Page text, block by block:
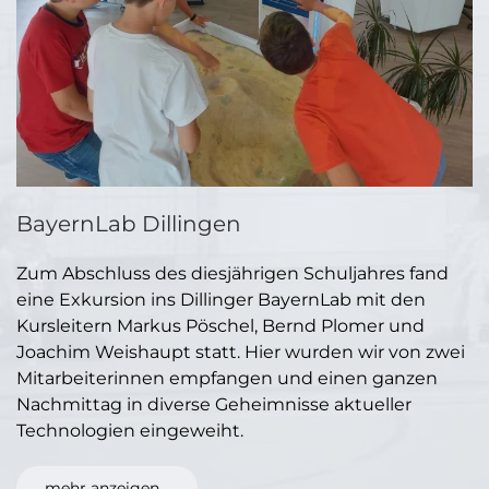
BayernLab Dillingen
Zum Abschluss des diesjährigen Schuljahres fand
eine Exkursion ins Dillinger BayernLab mit den
Kursleitern Markus Pöschel, Bernd Plomer und
Joachim Weishaupt statt. Hier wurden wir von zwei
Mitarbeiterinnen empfangen und einen ganzen
Nachmittag in diverse Geheimnisse aktueller
Technologien eingeweiht.